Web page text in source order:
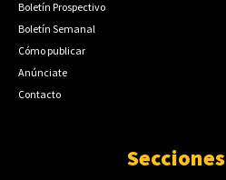
Boletín Prospectivo
Boletín Semanal
Cómo publicar
Anúnciate
Contacto
Secciones